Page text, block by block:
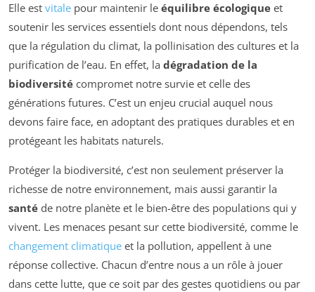
Elle est vitale pour maintenir le équilibre écologique et
soutenir les services essentiels dont nous dépendons, tels
que la régulation du climat, la pollinisation des cultures et la
purification de l’eau. En effet, la dégradation de la
biodiversité compromet notre survie et celle des
générations futures. C’est un enjeu crucial auquel nous
devons faire face, en adoptant des pratiques durables et en
protégeant les habitats naturels.
Protéger la biodiversité, c’est non seulement préserver la
richesse de notre environnement, mais aussi garantir la
santé de notre planète et le bien-être des populations qui y
vivent. Les menaces pesant sur cette biodiversité, comme le
changement climatique et la pollution, appellent à une
réponse collective. Chacun d’entre nous a un rôle à jouer
dans cette lutte, que ce soit par des gestes quotidiens ou par